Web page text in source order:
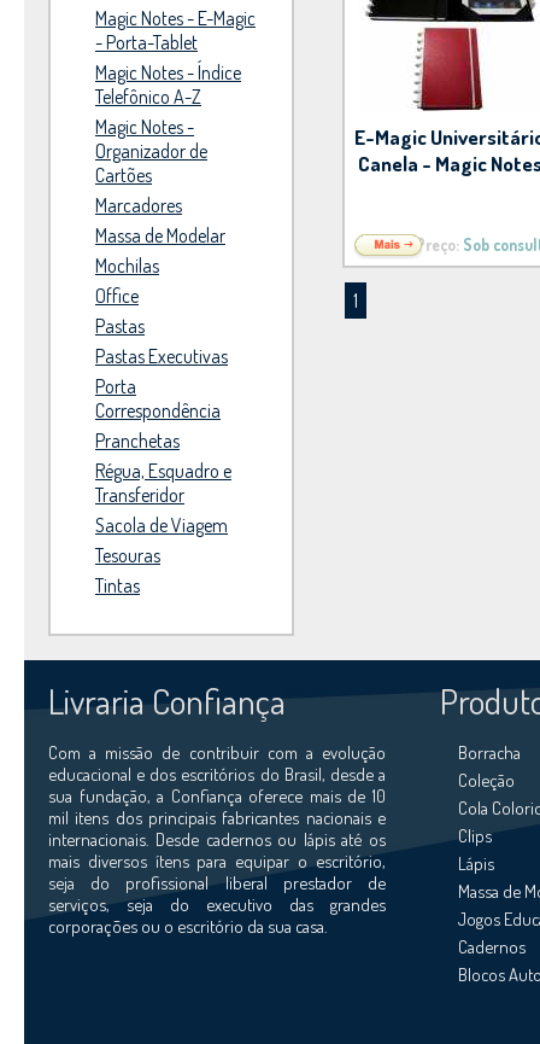
Magic Notes - E-Magic
- Porta-Tablet
Magic Notes - Índice
Telefônico A-Z
Magic Notes -
Organizador de
Cartões
Marcadores
Massa de Modelar
Mochilas
Office
Pastas
Pastas Executivas
Porta
Correspondência
Pranchetas
Régua, Esquadro e
Transferidor
Sacola de Viagem
Tesouras
Tintas
E-Magic
Canela - Magic
Preço: Sob
1
Livraria Confiança
Com a missão de contribuir com a evolução
educacional e dos escritórios do Brasil, desde a
sua fundação, a Confiança oferece mais de 10
mil itens dos principais fabricantes nacionais e
internacionais. Desde cadernos ou lápis até os
mais diversos ítens para equipar o escritório,
seja do profissional liberal prestador de
serviços, seja do executivo das grandes
corporações ou o escritório da sua casa.
Borracha
Coleção
Cola
Clips
Lápis
Massa de
Jogos
Cadernos
Blocos